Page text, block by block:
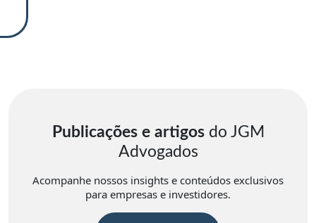
Publicações e artigosdo JGM
Advogados
Acompanhe nossos insights e conteúdos exclusivos
para empresas e investidores.